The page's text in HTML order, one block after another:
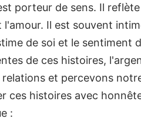
porteur de sens. Il
Il est souvent
de soi et le sentiment
de ces histoires,
et percevons
ces histoires avec
: